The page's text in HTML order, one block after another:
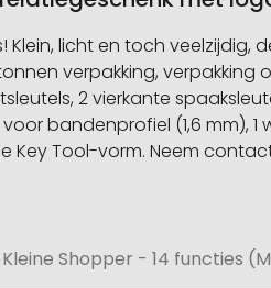
licht en toch veelzijdig,
verpakking, verpakking
2 vierkante
voor bandenprofiel (1,6 mm),
Key Tool-vorm. Neem
Shopper - 14 functies